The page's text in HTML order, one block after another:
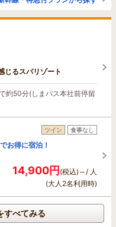
るスパリゾート
約50分(しまバス本社前停留
ツイン 食事なし
お得に宿泊！
14,900円(税込)～/ 人
(大人2名利用時)
すべてみる